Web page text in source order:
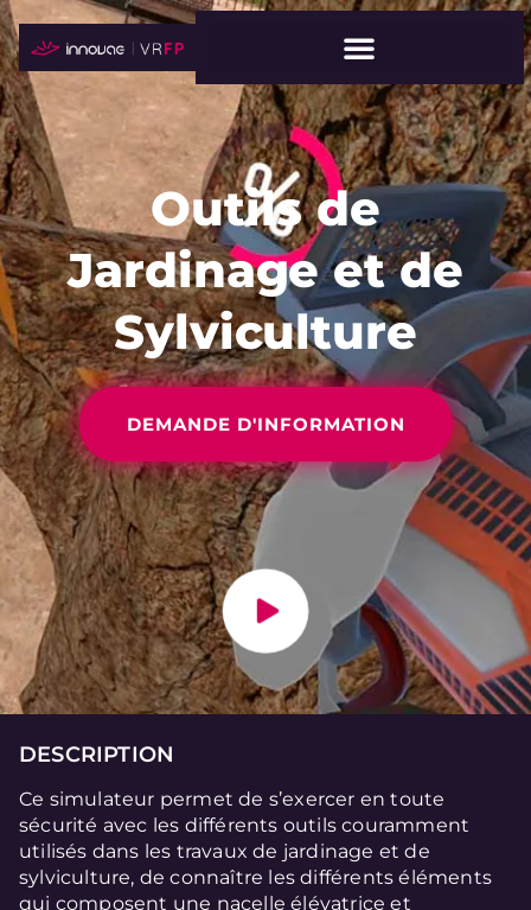
Outils de
Jardinage et de
Sylviculture
DEMANDE D'INFORMATION
DESCRIPTION
Ce simulateur permet de s’exercer en toute
sécurité avec les différents outils couramment
utilisés dans les travaux de jardinage et de
sylviculture, de connaître les différents éléments
qui composent une nacelle élévatrice et